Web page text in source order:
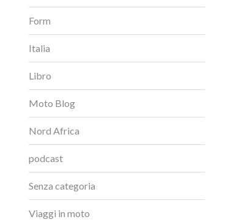
Form
Italia
Libro
Moto Blog
Nord Africa
podcast
Senza categoria
Viaggi in moto